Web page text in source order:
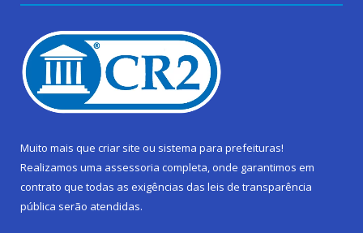
Muito mais que criar site ou sistema para prefeituras!
Realizamos uma assessoria completa, onde garantimos em
contrato que todas as exigências das leis de transparência
pública serão atendidas.